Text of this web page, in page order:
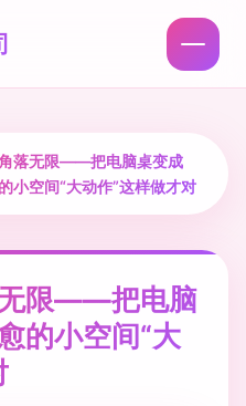
落无限——把电脑桌变成
小空间“大动作”这样做才对
限——把电脑
的小空间“大